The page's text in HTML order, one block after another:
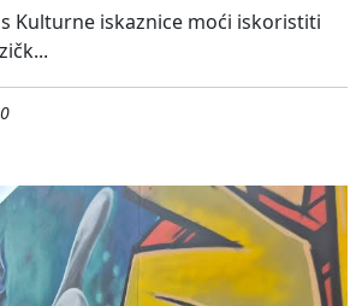
Kulturne iskaznice moći iskoristiti